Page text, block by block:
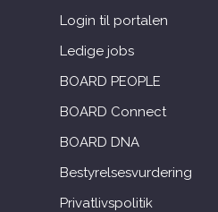
Login til portalen
Ledige jobs
BOARD PEOPLE
BOARD Connect
BOARD DNA
Bestyrelsesvurdering
Privatlivspolitik